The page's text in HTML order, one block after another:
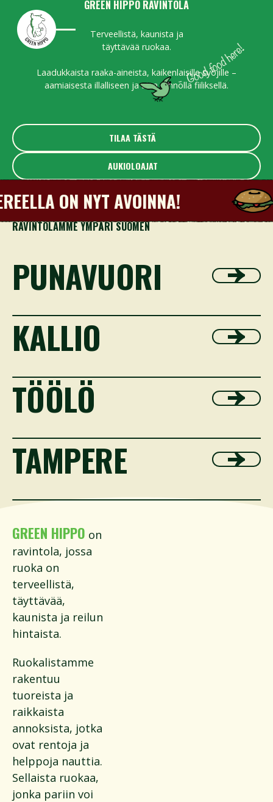
GREEN HIPPO RAVINTOLA
Terveel­listä, kaunista ja
täyttävää ruokaa.
Laadukkaista raaka-aineista, kaikenlaisille syöjille –
aamiaisesta illalliseen ja aina rennolla fiiliksellä.
TILAA TÄSTÄ
TILAA TÄSTÄ
AUKIOLOAJAT
AUKIOLOAJAT
ON NYT AVOINNA!
RAVINTOLAMME YMPÄRI SUOMEN
PUNAVUORI
KALLIO
TÖÖLÖ
TAMPERE
GREEN HIPPO on
ravintola, jossa
ruoka on
terveellistä,
täyttävää,
kaunista ja reilun
hintaista.
Ruokalistamme
rakentuu
tuoreista ja
raikkaista
annoksista, jotka
ovat rentoja ja
helppoja nauttia.
Sellaista ruokaa,
jonka pariin voi